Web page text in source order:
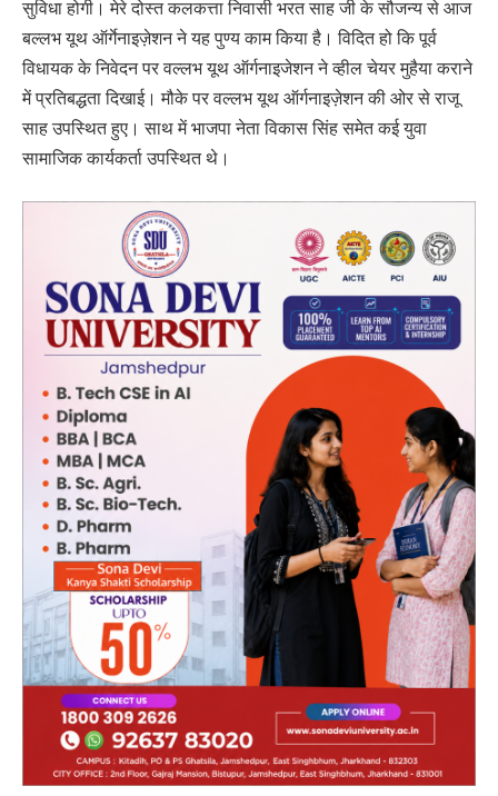
सुविधा होगी। मेरे दोस्त कलकत्ता निवासी भरत साह जी के सौजन्य से आज
बल्लभ यूथ ऑर्गेनाइज़ेशन ने यह पुण्य काम किया है। विदित हो कि पूर्व
विधायक के निवेदन पर वल्लभ यूथ ऑर्गनाइजेशन ने व्हील चेयर मुहैया कराने
में प्रतिबद्धता दिखाई। मौके पर वल्लभ यूथ ऑर्गनाइज़ेशन की ओर से राजू
साह उपस्थित हुए। साथ में भाजपा नेता विकास सिंह समेत कई युवा
सामाजिक कार्यकर्ता उपस्थित थे।